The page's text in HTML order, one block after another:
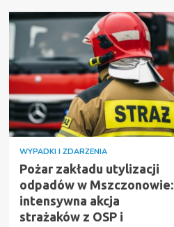
WYPADKI I ZDARZENIA
Pożar zakładu utylizacji
odpadów w Mszczonowie:
intensywna akcja
strażaków z OSP i